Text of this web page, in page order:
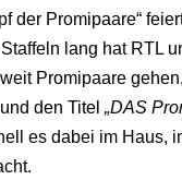
der Promipaare“
lang hat RTL
Promipaare
den Titel „DAS
es dabei im Haus,